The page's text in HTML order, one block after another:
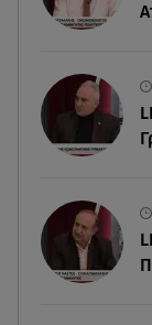
06.08.26 , 21:22
06.08.26 , 21:07
Motor Oil:
06.08.26 , 20:49
Άκης
της